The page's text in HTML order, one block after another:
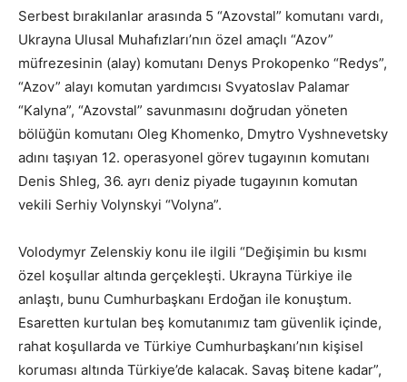
Serbest bırakılanlar arasında 5 “Azovstal” komutanı vardı,
Ukrayna Ulusal Muhafızları’nın özel amaçlı “Azov”
müfrezesinin (alay) komutanı Denys Prokopenko “Redys”,
“Azov” alayı komutan yardımcısı Svyatoslav Palamar
“Kalyna”, “Azovstal” savunmasını doğrudan yöneten
bölüğün komutanı Oleg Khomenko, Dmytro Vyshnevetsky
adını taşıyan 12. operasyonel görev tugayının komutanı
Denis Shleg, 36. ayrı deniz piyade tugayının komutan
vekili Serhiy Volynskyi “Volyna”.
Volodymyr Zelenskiy konu ile ilgili “Değişimin bu kısmı
özel koşullar altında gerçekleşti. Ukrayna Türkiye ile
anlaştı, bunu Cumhurbaşkanı Erdoğan ile konuştum.
Esaretten kurtulan beş komutanımız tam güvenlik içinde,
rahat koşullarda ve Türkiye Cumhurbaşkanı’nın kişisel
koruması altında Türkiye’de kalacak. Savaş bitene kadar”,